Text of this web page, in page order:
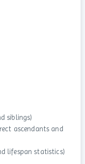
siblings)
ascendants and
lifespan statistics)